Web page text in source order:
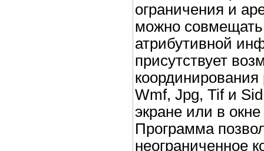
ограничения и
можно
атрибутивной
присутствует
Wmf, Jpg, Tif и
экране или в
Программа
неограниченное